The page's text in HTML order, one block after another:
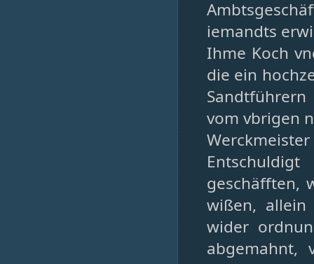
iemandts
Ihme Koch
die ein
vom vbrigen
geschäfften,
wißen,
wider
abgemahnt,